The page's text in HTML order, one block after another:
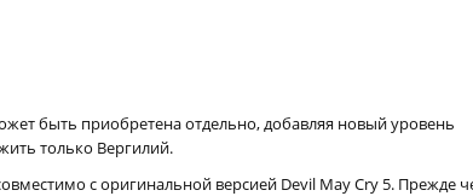
быть приобретена отдельно, добавляя новый уровень
только Вергилий.
с оригинальной версией Devil May Cry 5. Прежде